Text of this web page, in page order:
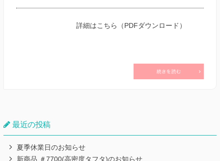
詳細はこちら（PDFダウンロード）
最近の投稿
夏季休業日のお知らせ
新商品 ＃7700(高密度タフタ)のお知らせ